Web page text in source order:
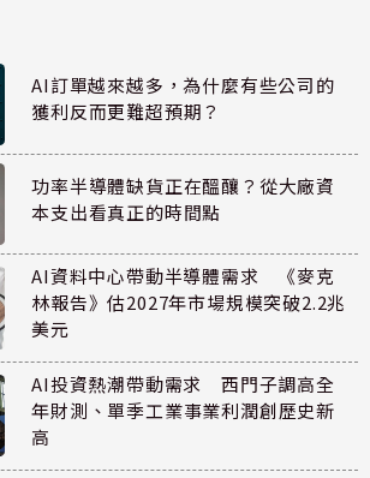
AI訂單越來越多，為什麼有些公司的
獲利反而更難超預期？
功率半導體缺貨正在醞釀？從大廠資
本支出看真正的時間點
AI資料中心帶動半導體需求 《麥克
林報告》估2027年市場規模突破2.2兆
美元
AI投資熱潮帶動需求 西門子調高全
年財測、單季工業事業利潤創歷史新
高